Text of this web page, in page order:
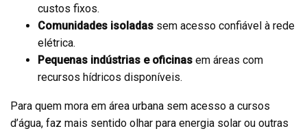
custos fixos.
Comunidades isoladas sem acesso confiável à rede
elétrica.
Pequenas indústrias e oficinas em áreas com
recursos hídricos disponíveis.
Para quem mora em área urbana sem acesso a cursos
d’água, faz mais sentido olhar para energia solar ou outras